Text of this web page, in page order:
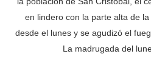
en lindero con la parte alta de
desde el lunes y se agudizó el
La madrugada del